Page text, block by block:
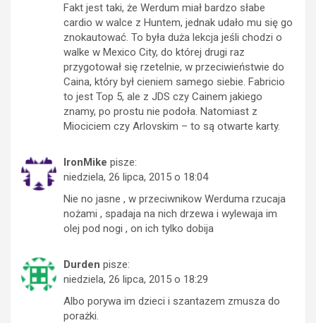
Fakt jest taki, że Werdum miał bardzo słabe
cardio w walce z Huntem, jednak udało mu się go
znokautować. To była duża lekcja jeśli chodzi o
walke w Mexico City, do której drugi raz
przygotował się rzetelnie, w przeciwieństwie do
Caina, który był cieniem samego siebie. Fabricio
to jest Top 5, ale z JDS czy Cainem jakiego
znamy, po prostu nie podoła. Natomiast z
Miociciem czy Arlovskim – to są otwarte karty.
IronMike pisze:
niedziela, 26 lipca, 2015 o 18:04
Nie no jasne , w przeciwnikow Werduma rzucaja
nożami , spadaja na nich drzewa i wylewaja im
olej pod nogi , on ich tylko dobija
Durden pisze:
niedziela, 26 lipca, 2015 o 18:29
Albo porywa im dzieci i szantazem zmusza do
porażki.